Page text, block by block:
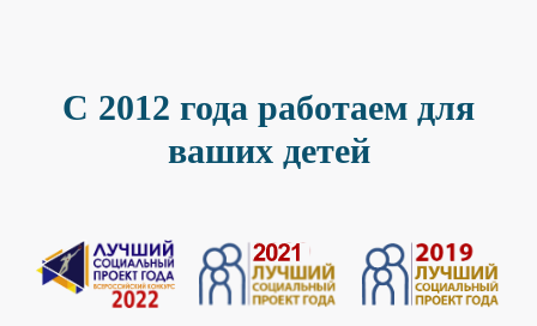
С 2012 года работаем для
ваших детей